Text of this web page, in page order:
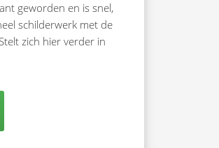
geworden en is snel,
schilderwerk met de
zich hier verder in